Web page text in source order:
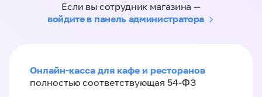
Если вы сотрудник магазина —
войдите в панель администратора
Онлайн-касса для кафе и ресторанов
полностью соответствующая 54-ФЗ